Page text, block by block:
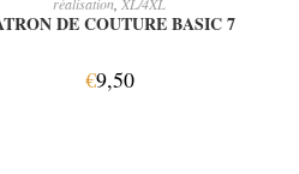
DE COUTURE BASIC 7
€9,50